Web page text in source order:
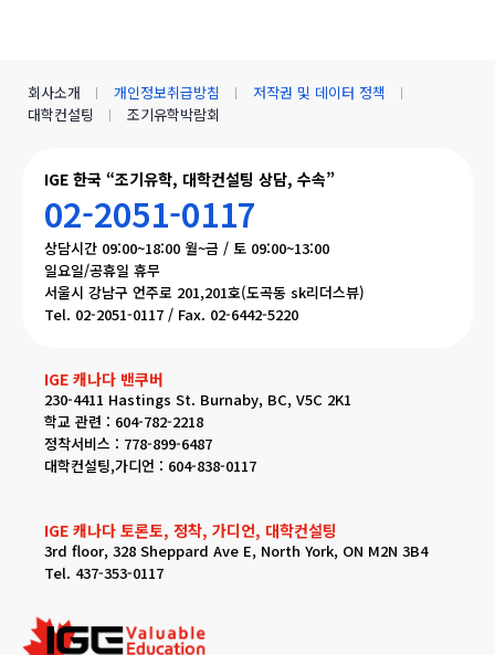
IGE 한국 “조기유학, 대학컨설팅 상담, 수속”
02-2051-0117
상담시간 09:00~18:00 월~금 / 토 09:00~13:00
일요일/공휴일 휴무
서울시 강남구 언주로 201,201호(도곡동 sk리더스뷰)
Tel. 02-2051-0117 / Fax. 02-6442-5220
IGE 캐나다 밴쿠버
230-4411 Hastings St. Burnaby, BC, V5C 2K1
학교 관련 : 604-782-2218
정착서비스 : 778-899-6487
대학컨설팅,가디언 : 604-838-0117
IGE 캐나다 토론토, 정착, 가디언, 대학컨설팅
3rd floor, 328 Sheppard Ave E, North York, ON M2N 3B4
Tel. 437-353-0117
회사소개 개인정보취급방침
저작권 및 데이터 정책
대학컨설팅
조기유학박람회